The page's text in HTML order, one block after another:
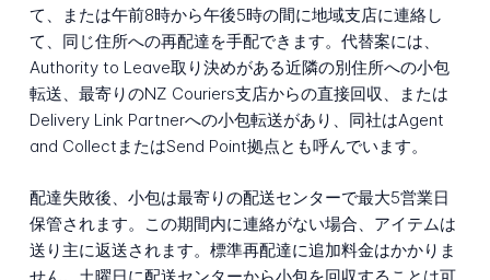
て、または午前8時から午後5時の間に地域支店に連絡し
て、同じ住所への再配達を手配できます。代替案には、
Authority to Leave取り決めがある近隣の別住所への小包
転送、最寄りのNZ Couriers支店からの直接回収、または
Delivery Link Partnerへの小包転送があり、同社はAgent
and CollectまたはSend Point拠点とも呼んでいます。
配達失敗後、小包は最寄りの配送センターで最大5営業日
保管されます。この期間内に連絡がない場合、アイテムは
送り主に返送されます。標準再配達に追加料金はかかりま
せん。土曜日に配送センターから小包を回収することは可